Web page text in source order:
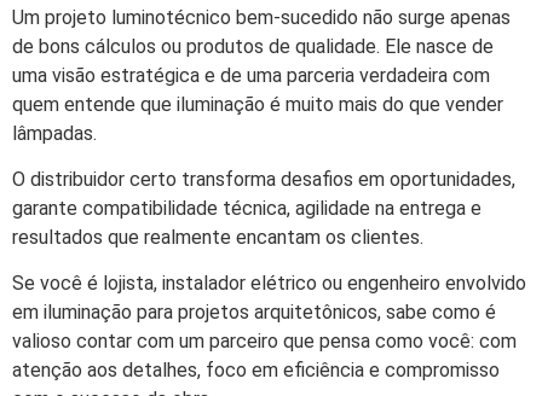
Um projeto luminotécnico bem-sucedido não surge apenas
de bons cálculos ou produtos de qualidade. Ele nasce de
uma visão estratégica e de uma parceria verdadeira com
quem entende que iluminação é muito mais do que vender
lâmpadas.
O distribuidor certo transforma desafios em oportunidades,
garante compatibilidade técnica, agilidade na entrega e
resultados que realmente encantam os clientes.
Se você é lojista, instalador elétrico ou engenheiro envolvido
em iluminação para projetos arquitetônicos, sabe como é
valioso contar com um parceiro que pensa como você: com
atenção aos detalhes, foco em eficiência e compromisso